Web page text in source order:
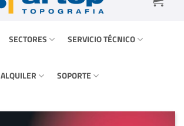
SECTORES SERVICIO TÉCNICO
ALQUILER SOPORTE